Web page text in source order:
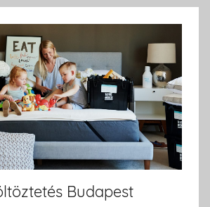
Budapest